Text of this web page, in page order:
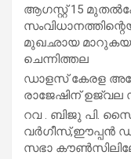
ആഗസ്റ്റ് 15
മുഖഛായ
ചെന്നിത്തല
ഡാളസ് കേരള
രാജേഷിന്
റവ . ബിജു പി.
വർഗീസ്,ഈപ്പൻ
സഭാ